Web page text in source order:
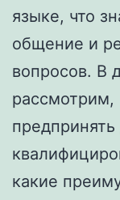
языке, что
общение и
вопросов. В
рассмотрим,
какие